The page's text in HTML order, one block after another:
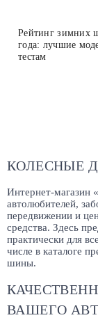
Рейтинг зимних
года: лучшие
тестам
КОЛЕСНЫЕ
Интернет-магазин
автолюбителей,
передвижении и
средства. Здесь
практически для
числе в каталоге
шины.
ВАШЕГО